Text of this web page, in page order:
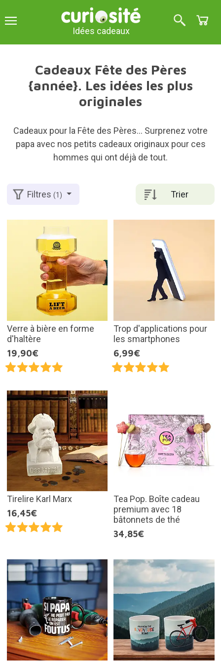
Idées cadeaux
Cadeaux Fête des Pères
{année}. Les idées les plus
originales
Cadeaux pour la Fête des Pères... Surprenez votre
papa avec nos petits cadeaux originaux pour ces
hommes qui ont déjà de tout.
Trier
Filtres(1)
Verre à bière en forme
d'haltère
19,90€
Trop d'applications pour
les smartphones
6,99€
Tirelire Karl Marx
16,45€
Tea Pop. Boîte cadeau
premium avec 18
bâtonnets de thé
34,85€